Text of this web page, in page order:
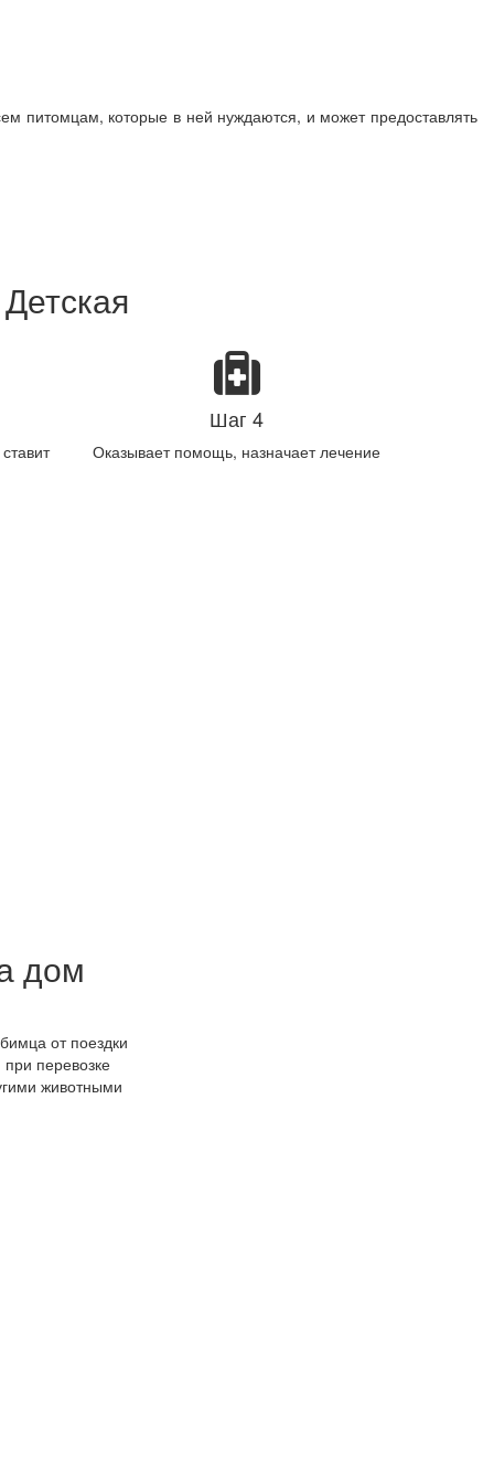
питомцам, которые в ней нуждаются, и может предоставлять
Шаг 4
Оказывает помощь, назначает лечение
дом
от поездки
перевозке
животными